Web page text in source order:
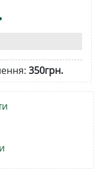
350грн.